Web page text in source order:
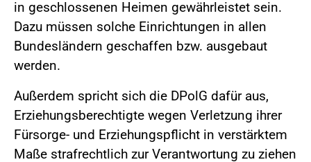
in geschlossenen Heimen gewährleistet sein.
Dazu müssen solche Einrichtungen in allen
Bundesländern geschaffen bzw. ausgebaut
werden.
Außerdem spricht sich die DPolG dafür aus,
Erziehungsberechtigte wegen Verletzung ihrer
Fürsorge- und Erziehungspflicht in verstärktem
Maße strafrechtlich zur Verantwortung zu ziehen